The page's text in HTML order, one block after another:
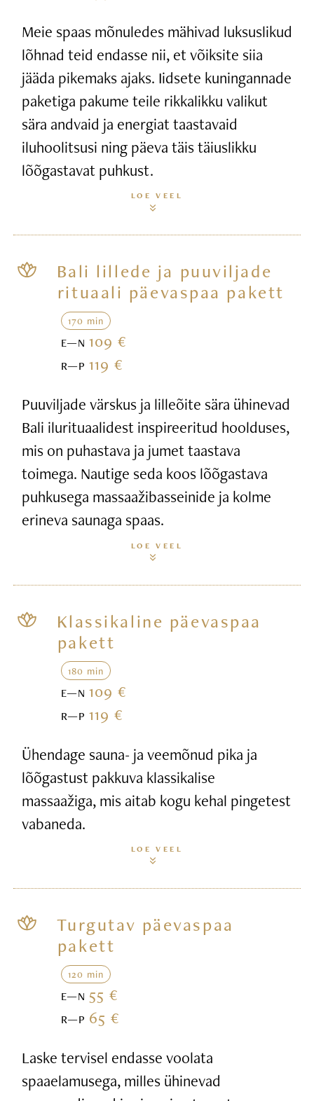
Meie spaas mõnuledes mähivad luksuslikud
lõhnad teid endasse nii, et võiksite siia
jääda pikemaks ajaks. Iidsete kuningannade
paketiga pakume teile rikkalikku valikut
sära andvaid ja energiat taastavaid
iluhoolitsusi ning päeva täis täiuslikku
lõõgastavat puhkust.
LOE VEEL
Bali lillede ja puuviljade
rituaali päevaspaa pakett
170 min
E—N109 €
R—P119 €
Puuviljade värskus ja lilleõite sära ühinevad
Bali ilurituaalidest inspireeritud hoolduses,
mis on puhastava ja jumet taastava
toimega. Nautige seda koos lõõgastava
puhkusega massaažibasseinide ja kolme
erineva saunaga spaas.
LOE VEEL
Klassikaline päevaspaa
pakett
180 min
E—N109 €
R—P119 €
Ühendage sauna- ja veemõnud pika ja
lõõgastust pakkuva klassikalise
massaažiga, mis aitab kogu kehal pingetest
vabaneda.
LOE VEEL
Turgutav päevaspaa
pakett
120 min
E—N 55 €
R—P 65 €
Laske tervisel endasse voolata
spaaelamusega, milles ühinevad